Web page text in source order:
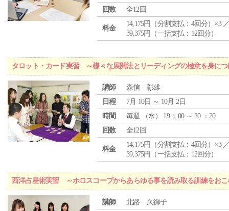
回数
全12回
料金
14,175円（分割支払：4回分）×3
39,375円（一括支払：12回分）
タロット・カード実習 ～様々な展開法とリーディングの極意を身につ
講師
森信 彰雄
日程
7月 10日 ～ 10月 2日
時間
毎週 （水） 19 ：00 ～ 20 ：20
回数
全12回
料金
14,175円（分割支払：4回分）×3
39,375円（一括支払：12回分）
西洋占星術実習 ～ホロスコープからあらゆる事を読み取る訓練をおこ
講師 北路 久御子